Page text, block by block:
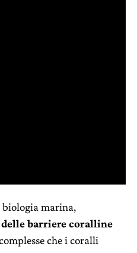
biologia marina,
barriere coralline
che i coralli